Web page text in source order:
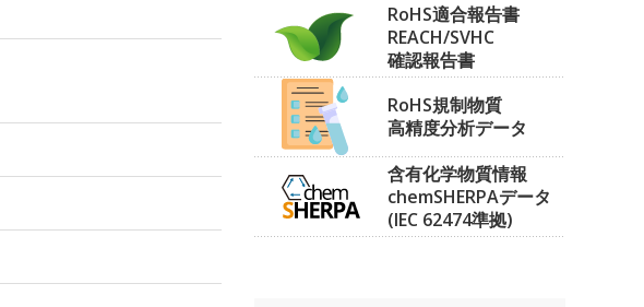
RoHS適合報告書
REACH/SVHC
確認報告書
RoHS規制物質
高精度分析データ
含有化学物質情報
chemSHERPAデータ
(IEC 62474準拠)